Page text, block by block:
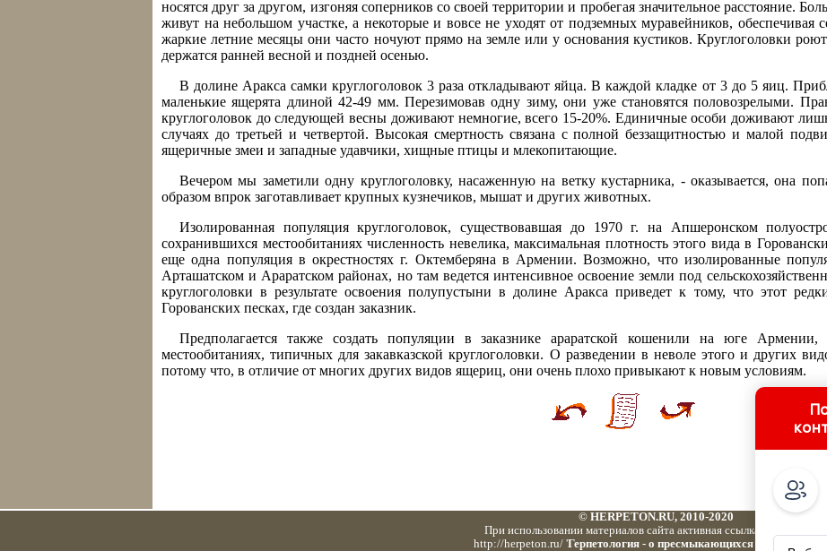
носятся друг за другом, изгоняя соперников со своей территории и пробегая значительное расстояние.
живут на небольшом участке, а некоторые и вовсе не уходят от подземных муравейников, обеспечивая
жаркие летние месяцы они часто ночуют прямо на земле или у основания кустиков. Круглоголовки
держатся ранней весной и поздней осенью.
В долине Аракса самки круглоголовок 3 раза откладывают яйца. В каждой кладке от 3 до 5 яиц.
маленькие ящерята длиной 42-49 мм. Перезимовав одну зиму, они уже становятся половозрелыми.
круглоголовок до следующей весны доживают немногие, всего 15-20%. Единичные особи доживают
случаях до третьей и четвертой. Высокая смертность связана с полной беззащитностью и малой
ящеричные змеи и западные удавчики, хищные птицы и млекопитающие.
Вечером мы заметили одну круглоголовку, насаженную на ветку кустарника, - оказывается, она
образом впрок заготавливает крупных кузнечиков, мышат и других животных.
Изолированная популяция круглоголовок, существовавшая до 1970 г. на Апшеронском
сохранившихся местообитаниях численность невелика, максимальная плотность этого вида в
еще одна популяция в окрестностях г. Октемберяна в Армении. Возможно, что изолированные
Арташатском и Араратском районах, но там ведется интенсивное освоение земли под
круглоголовки в результате освоения полупустыни в долине Аракса приведет к тому, что этот
Горованских песках, где создан заказник.
Предполагается также создать популяции в заказнике араратской кошенили на юге
местообитаниях, типичных для закавказской круглоголовки. О разведении в неволе этого и других
потому что, в отличие от многих других видов ящериц, они очень плохо привыкают к новым условиям.
© HERPETON.RU, 2010-2020
При использовании материалов сайта активная ссылка обязательна:
http://herpeton.ru/ 'Герпетология - о пресмыкающихся и